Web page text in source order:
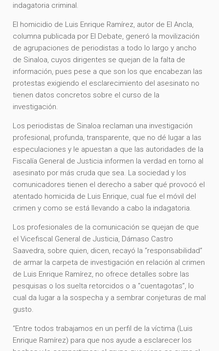
indagatoria criminal.
El homicidio de Luis Enrique Ramírez, autor de El Ancla,
columna publicada por El Debate, generó la movilización
de agrupaciones de periodistas a todo lo largo y ancho
de Sinaloa, cuyos dirigentes se quejan de la falta de
información, pues pese a que son los que encabezan las
protestas exigiendo el esclarecimiento del asesinato no
tienen datos concretos sobre el curso de la
investigación.
Los periodistas de Sinaloa reclaman una investigación
profesional, profunda, transparente, que no dé lugar a las
especulaciones y le apuestan a que las autoridades de la
Fiscalía General de Justicia informen la verdad en torno al
asesinato por más cruda que sea. La sociedad y los
comunicadores tienen el derecho a saber qué provocó el
atentado homicida de Luis Enrique, cual fue el móvil del
crimen y como se está llevando a cabo la indagatoria.
Los profesionales de la comunicación se quejan de que
el Vicefiscal General de Justicia, Dámaso Castro
Saavedra, sobre quien, dicen, recayó la “responsabilidad”
de armar la carpeta de investigación en relación al crimen
de Luis Enrique Ramírez, no ofrece detalles sobre las
pesquisas o los suelta retorcidos o a “cuentagotas”, lo
cual da lugar a la sospecha y a sembrar conjeturas de mal
gusto.
“Entre todos trabajamos en un perfil de la víctima (Luis
Enrique Ramírez) para que nos ayude a esclarecer los